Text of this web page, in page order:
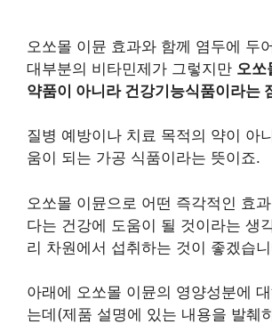
오쏘몰 이뮨 효과와 함께 염두에 두
대부분의 비타민제가 그렇지만 오쏘
약품이 아니라 건강기능식품이라는
질병 예방이나 치료 목적의 약이 아
움이 되는 가공 식품이라는 뜻이죠.
오쏘몰 이뮨으로 어떤 즉각적인 효
다는 건강에 도움이 될 것이라는 생
리 차원에서 섭취하는 것이 좋겠습
아래에 오쏘몰 이뮨의 영양성분에
는데(제품 설명에 있는 내용을 발췌